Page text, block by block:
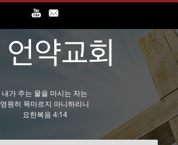
내가 주는 물을 마시는 자는
영원히 목마르지 아니하리니
요한복음 4:14